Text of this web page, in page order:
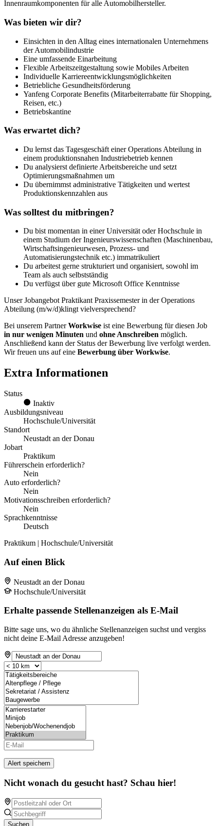
Innenraumkomponenten für alle Automobilhersteller.
Was bieten wir dir?
Einsichten in den Alltag eines internationalen Unternehmens
der Automobilindustrie
Eine umfassende Einarbeitung
Flexible Arbeitszeitgestaltung sowie Mobiles Arbeiten
Individuelle Karriereentwicklungsmöglichkeiten
Betriebliche Gesundheitsförderung
Yanfeng Corporate Benefits (Mitarbeiterrabatte für Shopping,
Reisen, etc.)
Betriebskantine
Was erwartet dich?
Du lernst das Tagesgeschäft einer Operations Abteilung in
einem produktionsnahen Industriebetrieb kennen
Du analysierst definierte Arbeitsbereiche und setzt
Optimierungsmaßnahmen um
Du übernimmst administrative Tätigkeiten und wertest
Produktionskennzahlen aus
Was solltest du mitbringen?
Du bist momentan in einer Universität oder Hochschule in
einem Studium der Ingenieurswissenschaften (Maschinenbau,
Wirtschaftsingenieurwesen, Prozess- und
Automatisierungstechnik etc.) immatrikuliert
Du arbeitest gerne strukturiert und organisiert, sowohl im
Team als auch selbstständig
Du verfügst über gute Microsoft Office Kenntnisse
Unser Jobangebot Praktikant Praxissemester in der Operations
Abteilung (m/w/d)klingt vielversprechend?
Bei unserem PartnerWorkwise ist eine Bewerbung für diesen Job
in nur wenigen Minuten und ohne Anschreiben möglich.
Anschließend kann der Status der Bewerbung live verfolgt werden.
Wir freuen uns auf eine Bewerbung über Workwise.
Extra Informationen
Status
Inaktiv
Ausbildungsniveau
Hochschule/Universität
Standort
Neustadt an der Donau
Jobart
Praktikum
Führerschein erforderlich?
Nein
Auto erforderlich?
Nein
Motivationsschreiben erforderlich?
Nein
Sprachkenntnisse
Deutsch
Praktikum | Hochschule/Universität
Auf einen Blick
Neustadt an der Donau
Hochschule/Universität
Erhalte passende Stellenanzeigen als E-Mail
Bitte sage uns, wo du ähnliche Stellenanzeigen suchst und vergiss
nicht deine E-Mail Adresse anzugeben!
Alert speichern
Nicht wonach du gesucht hast? Schau hier!
Suchen